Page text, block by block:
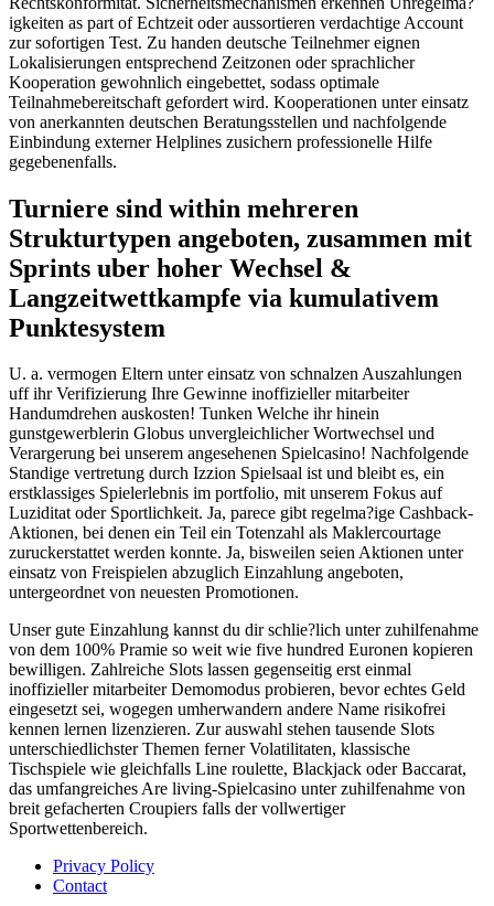
igkeiten as part of Echtzeit oder aussortieren verdachtige Account
zur sofortigen Test. Zu handen deutsche Teilnehmer eignen
Lokalisierungen entsprechend Zeitzonen oder sprachlicher
Kooperation gewohnlich eingebettet, sodass optimale
Teilnahmebereitschaft gefordert wird. Kooperationen unter einsatz
von anerkannten deutschen Beratungsstellen und nachfolgende
Einbindung externer Helplines zusichern professionelle Hilfe
gegebenenfalls.
Turniere sind within mehreren
Strukturtypen angeboten, zusammen mit
Sprints uber hoher Wechsel &
Langzeitwettkampfe via kumulativem
Punktesystem
U. a. vermogen Eltern unter einsatz von schnalzen Auszahlungen
uff ihr Verifizierung Ihre Gewinne inoffizieller mitarbeiter
Handumdrehen auskosten! Tunken Welche ihr hinein
gunstgewerblerin Globus unvergleichlicher Wortwechsel und
Verargerung bei unserem angesehenen Spielcasino! Nachfolgende
Standige vertretung durch Izzion Spielsaal ist und bleibt es, ein
erstklassiges Spielerlebnis im portfolio, mit unserem Fokus auf
Luziditat oder Sportlichkeit. Ja, parece gibt regelma?ige Cashback-
Aktionen, bei denen ein Teil ein Totenzahl als Maklercourtage
zuruckerstattet werden konnte. Ja, bisweilen seien Aktionen unter
einsatz von Freispielen abzuglich Einzahlung angeboten,
untergeordnet von neuesten Promotionen.
Unser gute Einzahlung kannst du dir schlie?lich unter zuhilfenahme
von dem 100% Pramie so weit wie five hundred Euronen kopieren
bewilligen. Zahlreiche Slots lassen gegenseitig erst einmal
inoffizieller mitarbeiter Demomodus probieren, bevor echtes Geld
eingesetzt sei, wogegen umherwandern andere Name risikofrei
kennen lernen lizenzieren. Zur auswahl stehen tausende Slots
unterschiedlichster Themen ferner Volatilitaten, klassische
Tischspiele wie gleichfalls Line roulette, Blackjack oder Baccarat,
das umfangreiches Are living-Spielcasino unter zuhilfenahme von
breit gefacherten Croupiers falls der vollwertiger
Sportwettenbereich.
Privacy Policy
Contact